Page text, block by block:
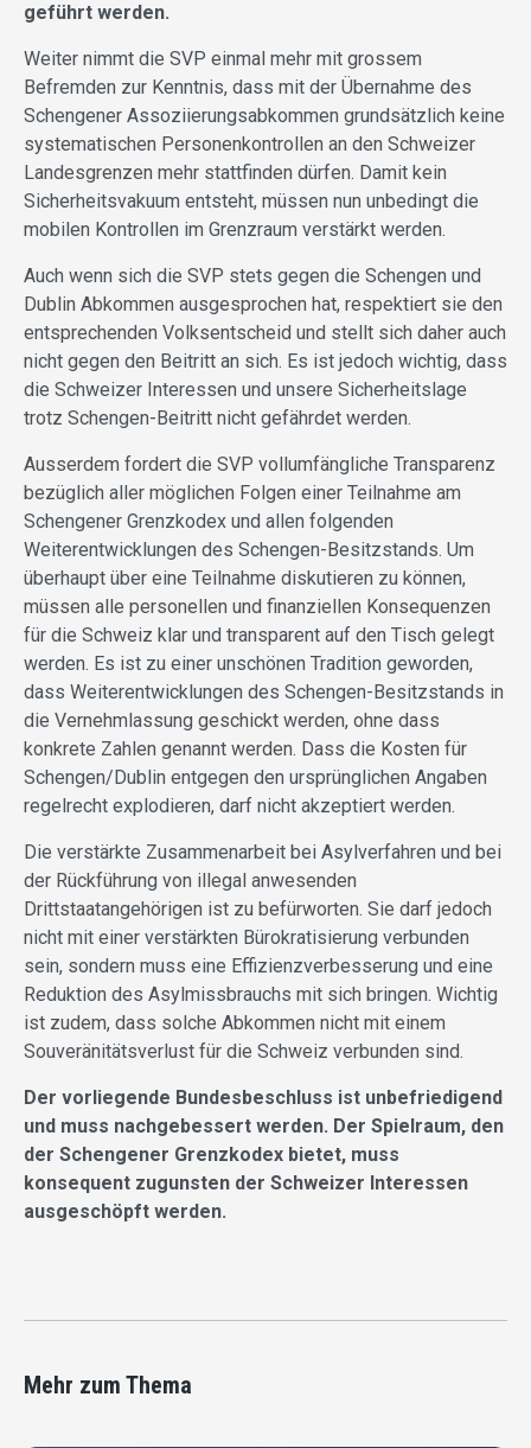
geführt werden.
Weiter nimmt die SVP einmal mehr mit grossem
Befremden zur Kenntnis, dass mit der Übernahme des
Schengener Assoziierungsabkommen grundsätzlich keine
systematischen Personenkontrollen an den Schweizer
Landesgrenzen mehr stattfinden dürfen. Damit kein
Sicherheitsvakuum entsteht, müssen nun unbedingt die
mobilen Kontrollen im Grenzraum verstärkt werden.
Auch wenn sich die SVP stets gegen die Schengen und
Dublin Abkommen ausgesprochen hat, respektiert sie den
entsprechenden Volksentscheid und stellt sich daher auch
nicht gegen den Beitritt an sich. Es ist jedoch wichtig, dass
die Schweizer Interessen und unsere Sicherheitslage
trotz Schengen-Beitritt nicht gefährdet werden.
Ausserdem fordert die SVP vollumfängliche Transparenz
bezüglich aller möglichen Folgen einer Teilnahme am
Schengener Grenzkodex und allen folgenden
Weiterentwicklungen des Schengen-Besitzstands. Um
überhaupt über eine Teilnahme diskutieren zu können,
müssen alle personellen und finanziellen Konsequenzen
für die Schweiz klar und transparent auf den Tisch gelegt
werden. Es ist zu einer unschönen Tradition geworden,
dass Weiterentwicklungen des Schengen-Besitzstands in
die Vernehmlassung geschickt werden, ohne dass
konkrete Zahlen genannt werden. Dass die Kosten für
Schengen/Dublin entgegen den ursprünglichen Angaben
regelrecht explodieren, darf nicht akzeptiert werden.
Die verstärkte Zusammenarbeit bei Asylverfahren und bei
der Rückführung von illegal anwesenden
Drittstaatangehörigen ist zu befürworten. Sie darf jedoch
nicht mit einer verstärkten Bürokratisierung verbunden
sein, sondern muss eine Effizienzverbesserung und eine
Reduktion des Asylmissbrauchs mit sich bringen. Wichtig
ist zudem, dass solche Abkommen nicht mit einem
Souveränitätsverlust für die Schweiz verbunden sind.
Der vorliegende Bundesbeschluss ist unbefriedigend
und muss nachgebessert werden. Der Spielraum, den
der Schengener Grenzkodex bietet, muss
konsequent zugunsten der Schweizer Interessen
ausgeschöpft werden.
Mehr zum Thema